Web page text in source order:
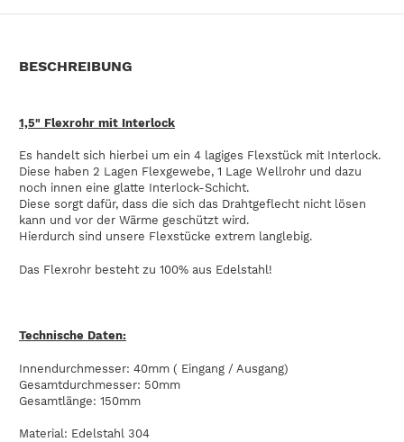
BESCHREIBUNG
1,5" Flexrohr mit Interlock
Es handelt sich hierbei um ein 4 lagiges Flexstück mit Interlock.
Diese haben 2 Lagen Flexgewebe, 1 Lage Wellrohr und dazu
noch innen eine glatte Interlock-Schicht.
Diese sorgt dafür, dass die sich das Drahtgeflecht nicht lösen
kann und vor der Wärme geschützt wird.
Hierdurch sind unsere Flexstücke extrem langlebig.
Das Flexrohr besteht zu 100% aus Edelstahl!
Technische Daten:
Innendurchmesser: 40mm ( Eingang / Ausgang)
Gesamtdurchmesser: 50mm
Gesamtlänge: 150mm
Material: Edelstahl 304